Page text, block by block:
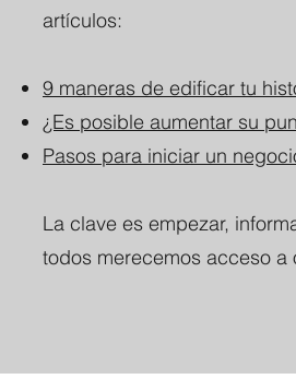
artículos:
9 maneras de edificar tu
¿Es posible aumentar su
Pasos para iniciar un
La clave es empezar,
todos merecemos acceso